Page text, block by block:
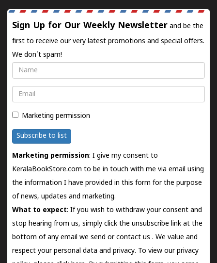
Sign Up for Our Weekly Newsletter and be the
first to receive our very latest promotions and special offers.
We don't spam!
Name
Email
Marketing permission
Subscribe to list
Marketing permission: I give my consent to
KeralaBookStore.com to be in touch with me via email using
the information I have provided in this form for the purpose
of news, updates and marketing.
What to expect: If you wish to withdraw your consent and
stop hearing from us, simply click the unsubscribe link at the
bottom of any email we send orcontact us . We value and
respect your personal data and privacy. To view our privacy